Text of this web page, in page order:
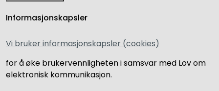
Informasjonskapsler
Vi bruker informasjonskapsler (cookies)
for å øke brukervennligheten i samsvar med Lov om
elektronisk kommunikasjon.